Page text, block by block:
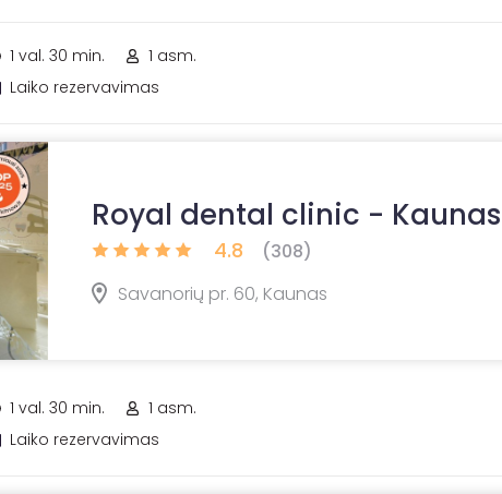
1 val. 30 min.
1 asm.
Laiko rezervavimas
Royal dental clinic - Kaunas
4.8
(308)
Savanorių pr. 60, Kaunas
1 val. 30 min.
1 asm.
Laiko rezervavimas